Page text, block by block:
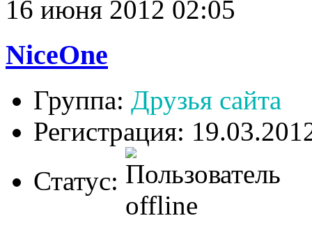
16 июня 2012 02:05
NiceOne
Группа: Друзья сайта
Регистрация:
Статус: